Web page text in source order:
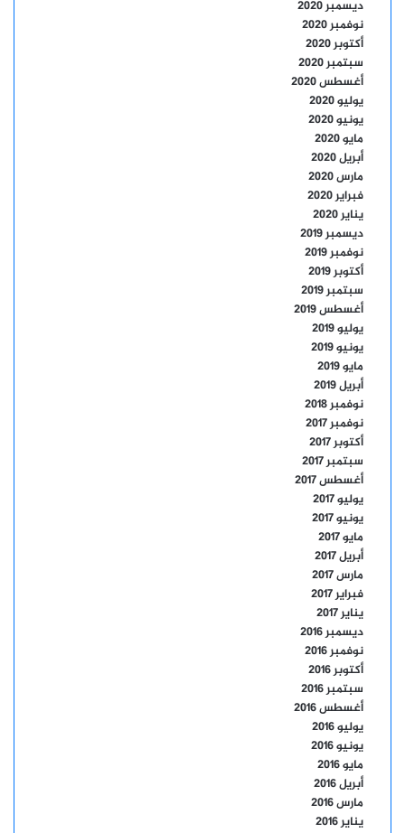
ديسمبر 2020
نوفمبر 2020
أكتوبر 2020
سبتمبر 2020
أغسطس 2020
يوليو 2020
يونيو 2020
مايو 2020
أبريل 2020
مارس 2020
فبراير 2020
يناير 2020
ديسمبر 2019
نوفمبر 2019
أكتوبر 2019
سبتمبر 2019
أغسطس 2019
يوليو 2019
يونيو 2019
مايو 2019
أبريل 2019
نوفمبر 2018
نوفمبر 2017
أكتوبر 2017
سبتمبر 2017
أغسطس 2017
يوليو 2017
يونيو 2017
مايو 2017
أبريل 2017
مارس 2017
فبراير 2017
يناير 2017
ديسمبر 2016
نوفمبر 2016
أكتوبر 2016
سبتمبر 2016
أغسطس 2016
يوليو 2016
يونيو 2016
مايو 2016
أبريل 2016
مارس 2016
يناير 2016